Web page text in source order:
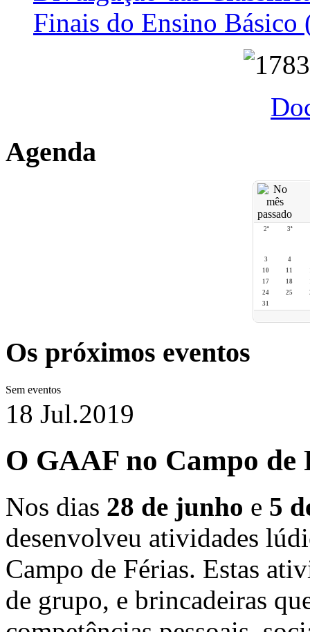
Finais do Ensino Básico
Agenda
2ª 3ª
3
4
10
11
17
18
24
25
31
Os próximos eventos
Sem eventos
18 Jul.2019
O GAAF no Campo de
Nos dias 28 de junho e 5
desenvolveu atividades
Campo de Férias. Estas
de grupo, e brincadeiras